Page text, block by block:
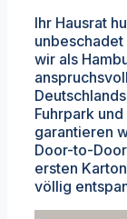
Ihr Hausrat
wir als
Fuhrpark
garantieren
Door-to-
ersten
völlig